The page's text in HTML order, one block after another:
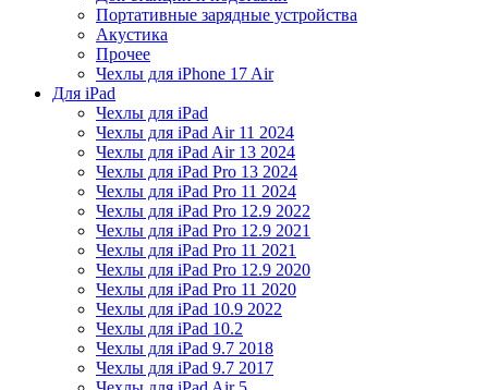
Портативные зарядные устройства
Акустика
Прочее
Чехлы для iPhone 17 Air
Для iPad
Чехлы для iPad
Чехлы для iPad Air 11 2024
Чехлы для iPad Air 13 2024
Чехлы для iPad Pro 13 2024
Чехлы для iPad Pro 11 2024
Чехлы для iPad Pro 12.9 2022
Чехлы для iPad Pro 12.9 2021
Чехлы для iPad Pro 11 2021
Чехлы для iPad Pro 12.9 2020
Чехлы для iPad Pro 11 2020
Чехлы для iPad 10.9 2022
Чехлы для iPad 10.2
Чехлы для iPad 9.7 2018
Чехлы для iPad 9.7 2017